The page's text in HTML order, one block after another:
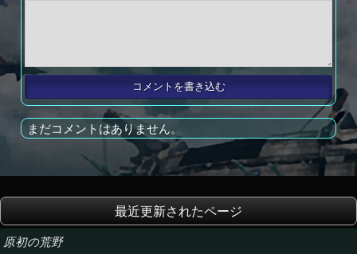
まだコメントはありません。
最近更新されたページ
原初の荒野